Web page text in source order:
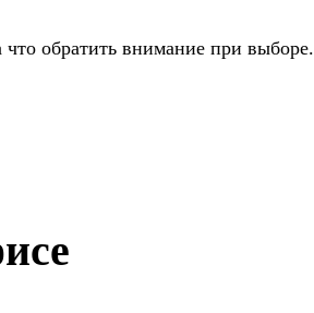
что обратить внимание при выборе.